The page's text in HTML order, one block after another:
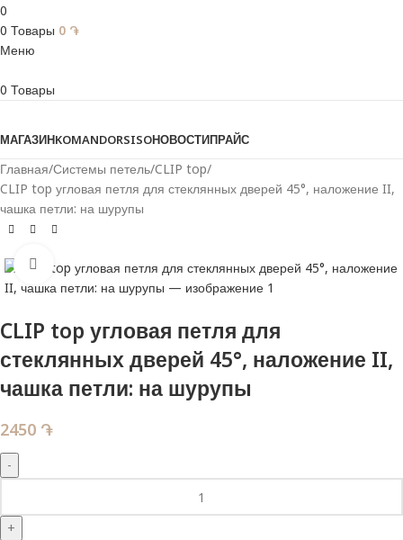
0
0 Товары 0 ֏
Меню
0 Товары
МАГАЗИНKOMANDORSISOНОВОСТИПРАЙС
Главная Системы петель CLIP top
CLIP top угловая петля для стеклянных дверей 45°, наложение II,
чашка петли: на шурупы
Нажмите, чтобы увеличить
CLIP top угловая петля для
стеклянных дверей 45°, наложение II,
чашка петли: на шурупы
2450 ֏